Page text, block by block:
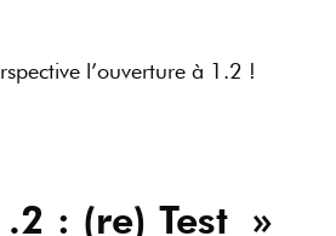
l’ouverture à 1.2 !
: (re) Test »